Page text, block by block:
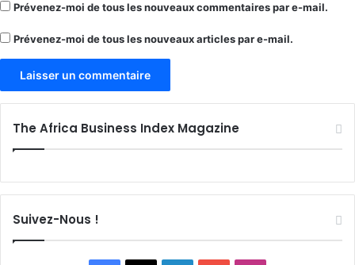
Prévenez-moi de tous les nouveaux commentaires par e-mail.
Prévenez-moi de tous les nouveaux articles par e-mail.
The Africa Business Index Magazine
Suivez-Nous !